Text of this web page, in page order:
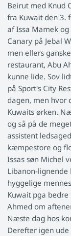
Beirut med Knud
fra Kuwait den 3.
af Issa Mamek
Canary på Jebal
men ellers
restaurant, Abu
kunne lide. Sov
på Sport's City
dagen, men hvor
Kuwaits ørken.
og så på de
assistent
kæmpestore og
Issas søn Michel
Libanon-lignende
hyggelige
Kuwait pga
Ahmed om
Næste dag hos
Derefter igen